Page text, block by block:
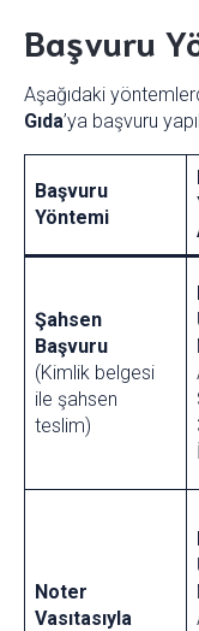
Başvuru
Aşağıdaki
Gıda’ya başvuru
Başvuru
Yöntemi
Şahsen
Başvuru
(Kimlik belgesi
ile şahsen
teslim)
Noter
Vasıtasıyla